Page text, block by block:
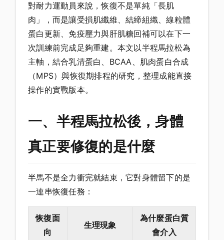
對耐力運動員來說，恢復不是單純「長肌
肉」，而是讓受損肌纖維、結締組織、線粒體
蛋白更新、免疫壓力與肝肌糖回補可以在下一
次訓練前完成足夠重建。本文以半程馬拉松為
主軸，結合乳清蛋白、BCAA、肌肉蛋白合成
（MPS）與恢復期排程的研究，整理成能直接
操作的實戰版本。
一、半程馬拉松後，身體
真正要修復的是什麼
半馬不是全力衝完就結束，它對身體留下的是
一連串恢復任務：
恢復面
向
生理現象
為什麼蛋白質
會介入